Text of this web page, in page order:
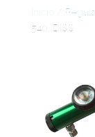
Inicio
540, DISS